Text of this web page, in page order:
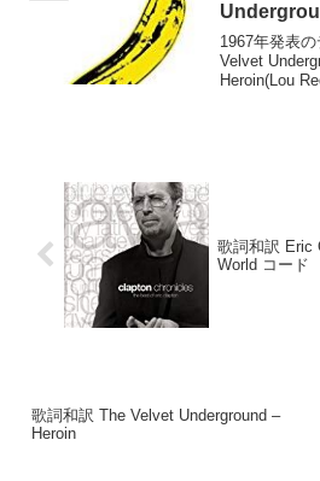
1967年発表
Velvet
Heroin(Lou
歌詞和訳 Eric
World コード
歌詞和訳 The Velvet Underground –
Heroin